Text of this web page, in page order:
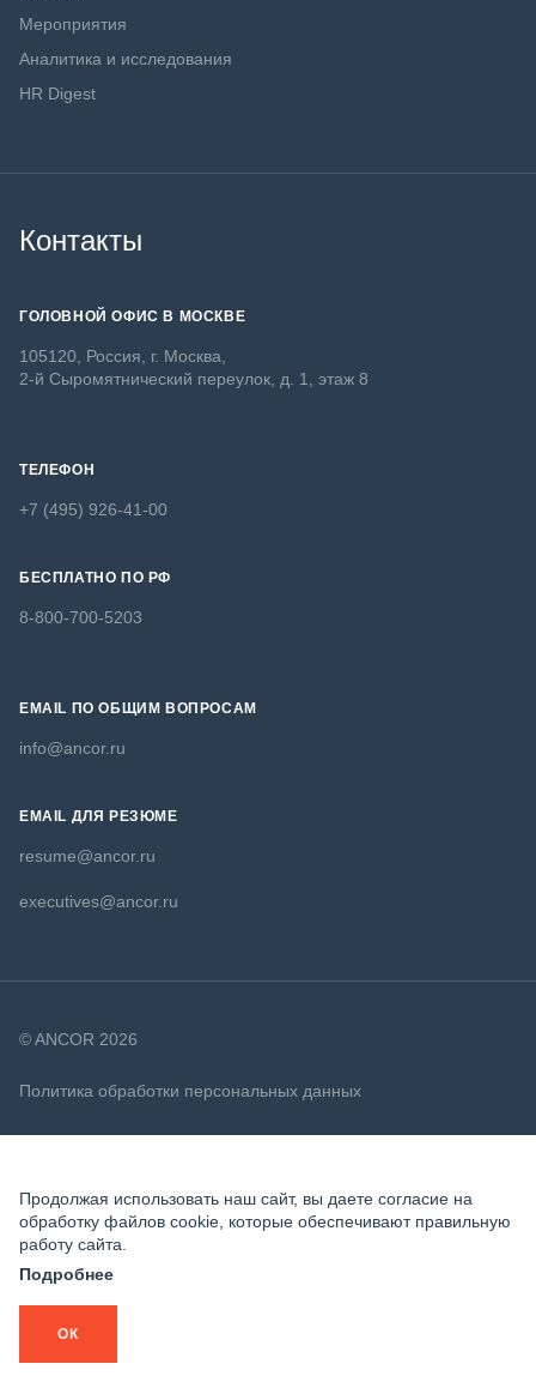
Мероприятия
Аналитика и исследования
HR Digest
Контакты
ГОЛОВНОЙ ОФИС В МОСКВЕ
105120, Россия, г. Москва,
2-й Сыромятнический переулок, д. 1, этаж 8
ТЕЛЕФОН
+7 (495) 926-41-00
БЕСПЛАТНО ПО РФ
8-800-700-5203
EMAIL ПО ОБЩИМ ВОПРОСАМ
info@ancor.ru
EMAIL ДЛЯ РЕЗЮМЕ
resume@ancor.ru
executives@ancor.ru
© ANCOR 2026
Политика обработки персональных данных
Продолжая использовать наш сайт, вы даете согласие на
обработку файлов cookie, которые обеспечивают правильную
работу сайта.
Подробнее
ОК